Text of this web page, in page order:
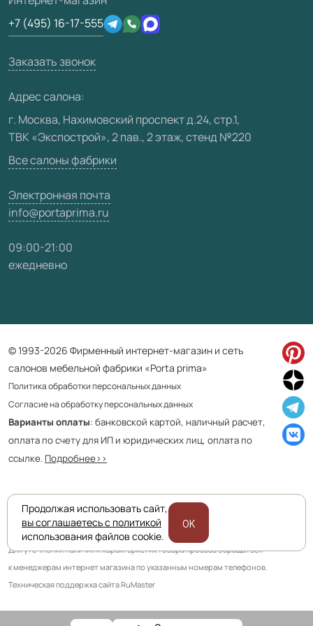
Отзывы клиентов
Техническая информация
Юридическая информация
Сертификаты
Производство
Вакансии
Видео
Карта сайта
+7 (495) 16-17-555
Заказать звонок
Адрес салона:
г. Москва, Нахимовский проспект д.24, стр.1,
ТВК «Экспострой», 2 пав., 2 этаж, стенд №220
Все салоны фабрики
Электронная почта
info@portaprima.ru
09:00-21:00
ежедневно
© 1993-2026 Фирменный интернет-магазин и сеть
салонов мебельной фабрики «Porta prima»
Политика обработки персональных данных
Согласие на обработку персональных данных
Варианты оплаты: банковской картой, наличный расчет,
оплата по счету для ИП и юридических лиц, оплата по
ссылке. Подробнее>>
Приведенная на сайте информация не является публичной офертой
и носит информационно ознакомительный характер.
Для уточнения наличия и характеристик товара просьба обращаться
к менеджерам интернет магазина по указанным номерам телефонов.
Техническая поддержка сайта RuMaster
Продолжая использовать сайт,
вы соглашаетесь с политикой
использования файлов cookie.
OK